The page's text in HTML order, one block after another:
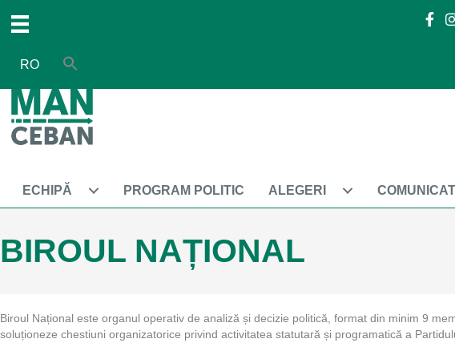
RO
ECHIPĂ PROGRAM POLITIC ALEGERI
BIROUL NAȚIONAL
Biroul Național este organul operativ de analiză și decizie politică, format din minim 9
soluționeze chestiuni organizatorice privind activitatea statutară și programatică a